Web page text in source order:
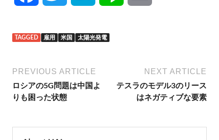
c
e
b
i
t
t
t
n
i
l
TAGGED 雇用 米国 太陽光発電
PREVIOUS ARTICLE
ロシアの5G問題は中国よ
りも困った状態
NEXT ARTICLE
テスラのモデル3のリース
はネガティブな要素